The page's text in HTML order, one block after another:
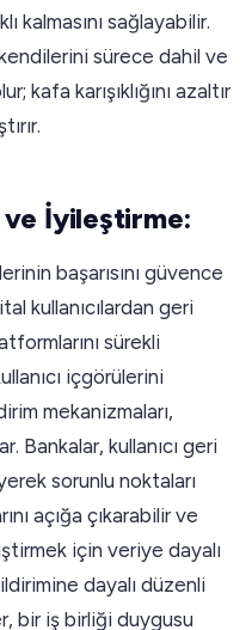
kalmasını sağlayabilir.
sürece dahil ve
kafa karışıklığını azaltır
İyileştirme:
başarısını güvence
kullanıcılardan geri
sürekli
içgörülerini
mekanizmaları,
Bankalar, kullanıcı geri
sorunlu noktaları
açığa çıkarabilir ve
için veriye dayalı
dayalı düzenli
bir iş birliği duygusu